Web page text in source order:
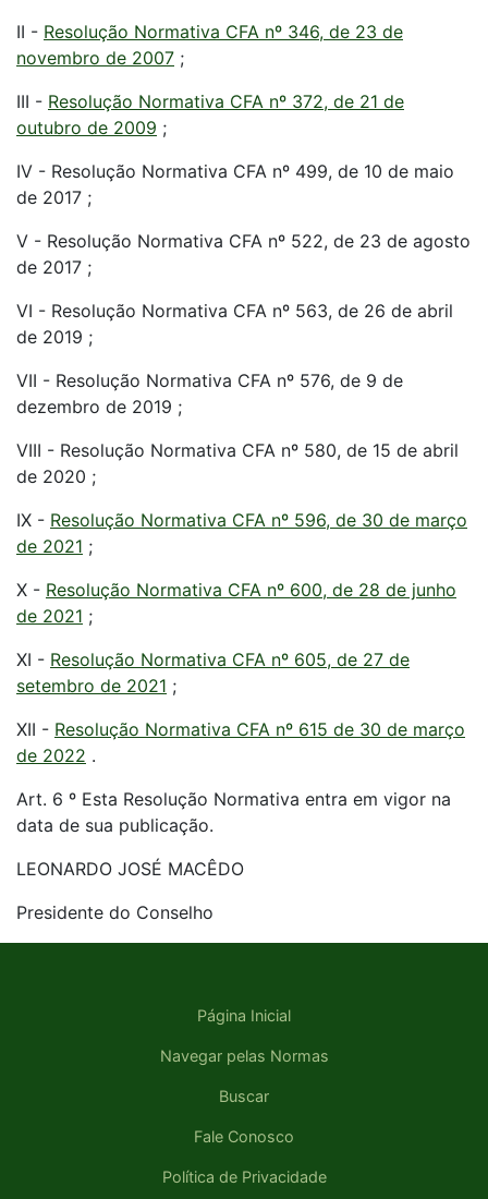
II - Resolução Normativa CFA nº 346, de 23 de
novembro de 2007 ;
III - Resolução Normativa CFA nº 372, de 21 de
outubro de 2009 ;
IV - Resolução Normativa CFA nº 499, de 10 de maio
de 2017 ;
V - Resolução Normativa CFA nº 522, de 23 de agosto
de 2017 ;
VI - Resolução Normativa CFA nº 563, de 26 de abril
de 2019 ;
VII - Resolução Normativa CFA nº 576, de 9 de
dezembro de 2019 ;
VIII - Resolução Normativa CFA nº 580, de 15 de abril
de 2020 ;
IX - Resolução Normativa CFA nº 596, de 30 de março
de 2021 ;
X - Resolução Normativa CFA nº 600, de 28 de junho
de 2021 ;
XI - Resolução Normativa CFA nº 605, de 27 de
setembro de 2021 ;
XII - Resolução Normativa CFA nº 615 de 30 de março
de 2022 .
Art. 6 º Esta Resolução Normativa entra em vigor na
data de sua publicação.
LEONARDO JOSÉ MACÊDO
Presidente do Conselho
Página Inicial
Navegar pelas Normas
Buscar
Fale Conosco
Política de Privacidade